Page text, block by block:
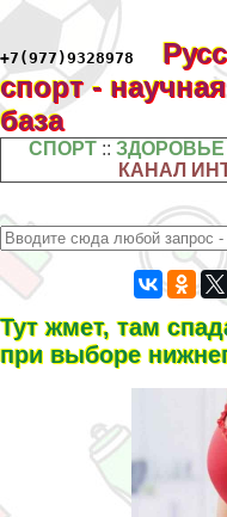
+7(977)9328978
спорт - научная
база
СПОРТ ::ЗДОРОВЬЕ
КАНАЛ
Тут жмет, там
при выборе